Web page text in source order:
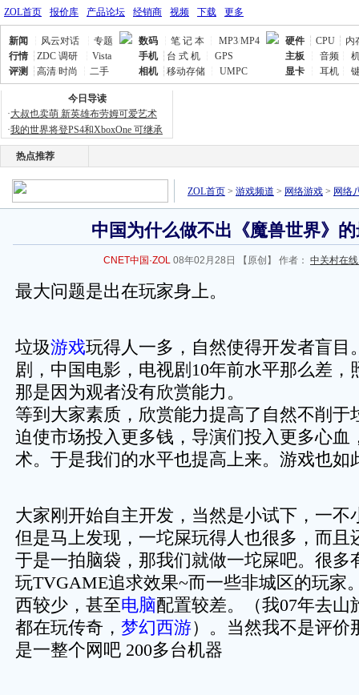
ZOL首页 报价库 产品论坛 经销商 视频 下载 更多
新闻
行情
评测
风云对话
专题
┆ ZDC 调研
Vista
┆ 高清/时尚 二手
数码
手机
相机
笔 记 本 MP3/MP4
┆ 台 式 机
GPS
┆ 移动存储 UMPC
硬件
主板
显卡
┆ CPU ┆ 内
音频
耳机
今日导读
·大叔也卖萌 新英雄布劳姆可爱艺术
·我的世界将登PS4和XboxOne 可继承
热点推荐
ZOL首页 > 游戏频道 > 网络游戏 > 网络
中国为什么做不出《魔兽世界》
CNET中国·ZOL 08年02月28日 【原创】 作者： 中关村在
最大问题是出在玩家身上。
垃圾游戏玩得人一多，自然使得开发者盲目
剧，中国电影，电视剧10年前水平那么差，
那是因为观者没有欣赏能力。
等到大家素质，欣赏能力提高了自然不削于
迫使市场投入更多钱，导演们投入更多心血
术。于是我们的水平也提高上来。游戏也如
大家刚开始自主开发，当然是小试下，一不
但是马上发现，一坨屎玩得人也很多，而且
于是一拍脑袋，那我们就做一坨屎吧。很多
玩TVGAME追求效果~而一些非城区的玩家
西较少，甚至电脑配置较差。（我07年去山
都在玩传奇， 梦幻西游）。当然我不是评价
是一整个网吧 200多台机器